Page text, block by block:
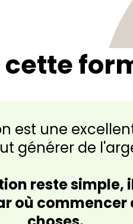
est une
générer de
reste simple,
où